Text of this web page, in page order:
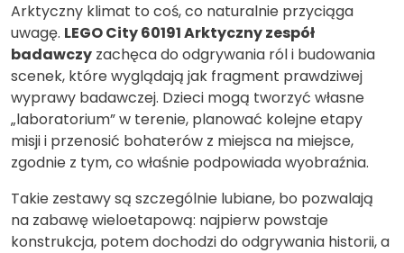
Arktyczny klimat to coś, co naturalnie przyciąga
uwagę. LEGO City 60191 Arktyczny zespół
badawczy zachęca do odgrywania ról i budowania
scenek, które wyglądają jak fragment prawdziwej
wyprawy badawczej. Dzieci mogą tworzyć własne
„laboratorium” w terenie, planować kolejne etapy
misji i przenosić bohaterów z miejsca na miejsce,
zgodnie z tym, co właśnie podpowiada wyobraźnia.
Takie zestawy są szczególnie lubiane, bo pozwalają
na zabawę wieloetapową: najpierw powstaje
konstrukcja, potem dochodzi do odgrywania historii, a